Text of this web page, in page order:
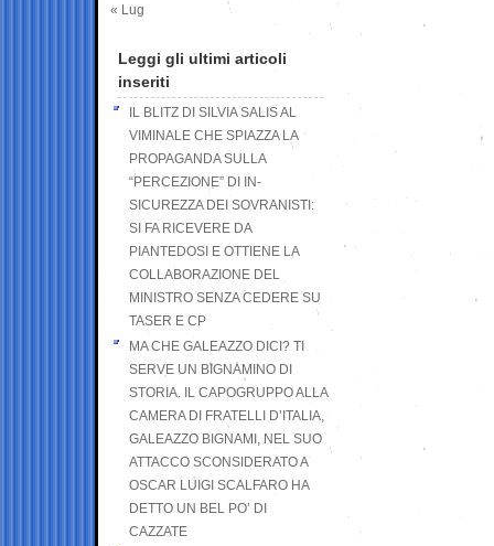
« Lug
Leggi gli ultimi articoli
inseriti
IL BLITZ DI SILVIA SALIS AL
VIMINALE CHE SPIAZZA LA
PROPAGANDA SULLA
“PERCEZIONE” DI IN-
SICUREZZA DEI SOVRANISTI:
SI FA RICEVERE DA
PIANTEDOSI E OTTIENE LA
COLLABORAZIONE DEL
MINISTRO SENZA CEDERE SU
TASER E CP
MA CHE GALEAZZO DICI? TI
SERVE UN BIGNAMINO DI
STORIA. IL CAPOGRUPPO ALLA
CAMERA DI FRATELLI D’ITALIA,
GALEAZZO BIGNAMI, NEL SUO
ATTACCO SCONSIDERATO A
OSCAR LUIGI SCALFARO HA
DETTO UN BEL PO’ DI
CAZZATE